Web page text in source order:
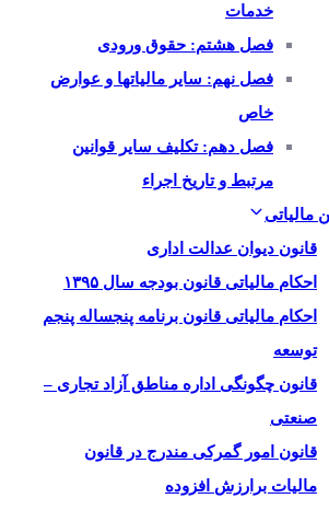
خدمات
فصل هشتم: حقوق ورودی
فصل نهم: سایر مالیاتها و عوارض
خاص
فصل دهم: تکلیف سایر قوانین
مرتبط و تاریخ اجراء
مالیاتی
قانون دیوان عدالت اداری
احکام مالیاتی قانون بودجه سال ۱۳۹۵
احکام مالیاتی قانون برنامه پنجساله پنجم
توسعه
قانون چگونگی اداره مناطق آزاد تجاری –
صنعتی
قانون امور گمرکی مندرج در قانون
مالیات برارزش افزوده